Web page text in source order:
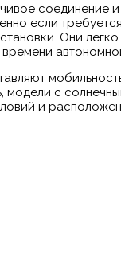
соединение и
если
Они
с
и